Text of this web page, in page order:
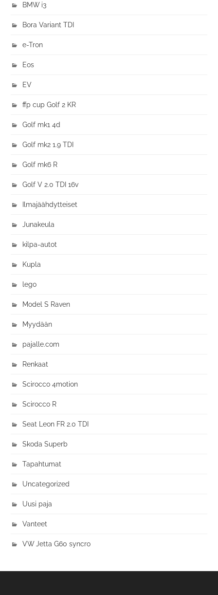
BMW i3
Bora Variant TDI
e-Tron
Eos
EV
ffp cup Golf 2 KR
Golf mk1 4d
Golf mk2 1.9 TDI
Golf mk6 R
Golf V 2.0 TDI 16v
Ilmajäähdytteiset
Junakeula
kilpa-autot
Kupla
lego
Model S Raven
Myydään
pajalle.com
Renkaat
Scirocco 4motion
Scirocco R
Seat Leon FR 2.0 TDI
Skoda Superb
Tapahtumat
Uncategorized
Uusi paja
Vanteet
VW Jetta G60 syncro